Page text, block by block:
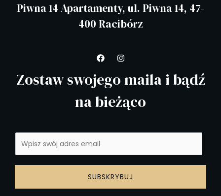
Piwna 14 Apartamenty, ul. Piwna 14, 47-
400 Racibórz
Zostaw swojego maila i bądź
na bieżąco
SUBSKRYBUJ